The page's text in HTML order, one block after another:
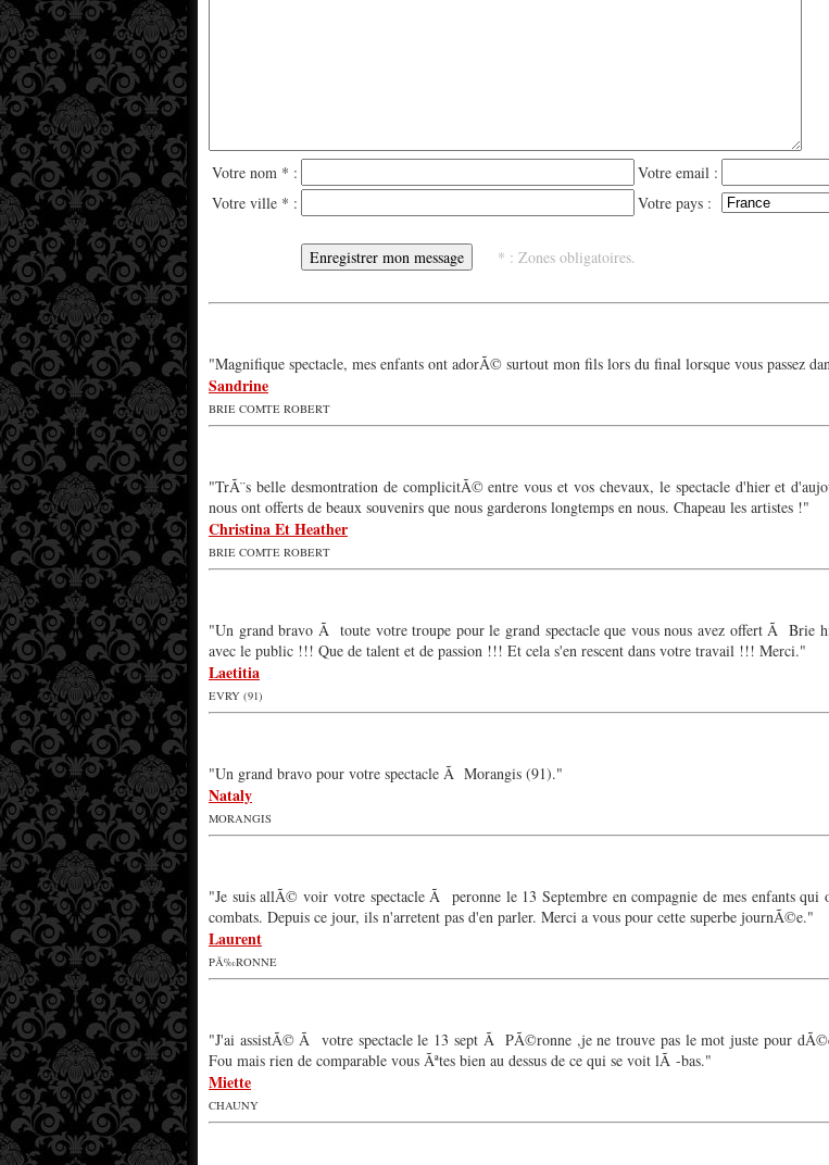
Votre nom * :
Votre email :
Votre ville * :
Votre pays :
* : Zones obligatoires.
"Magnifique spectacle, mes enfants ont adorÃ© surtout mon fils lors du final lorsque vous passez
Sandrine
BRIE COMTE ROBERT
"TrÃ¨s belle desmontration de complicitÃ© entre vous et vos chevaux, le spectacle d'hier et
nous ont offerts de beaux souvenirs que nous garderons longtemps en nous. Chapeau les artistes !"
Christina Et Heather
BRIE COMTE ROBERT
"Un grand bravo Ã toute votre troupe pour le grand spectacle que vous nous avez offert Ã Brie
avec le public !!! Que de talent et de passion !!! Et cela s'en rescent dans votre travail !!! Merci."
Laetitia
EVRY (91)
"Un grand bravo pour votre spectacle Ã Morangis (91)."
Nataly
MORANGIS
"Je suis allÃ© voir votre spectacle Ã peronne le 13 Septembre en compagnie de mes enfants
combats. Depuis ce jour, ils n'arretent pas d'en parler. Merci a vous pour cette superbe journÃ©e."
Laurent
PÃ‰RONNE
"J'ai assistÃ© Ã votre spectacle le 13 sept Ã PÃ©ronne ,je ne trouve pas le mot juste pour
Fou mais rien de comparable vous Ãªtes bien au dessus de ce qui se voit lÃ -bas."
Miette
CHAUNY